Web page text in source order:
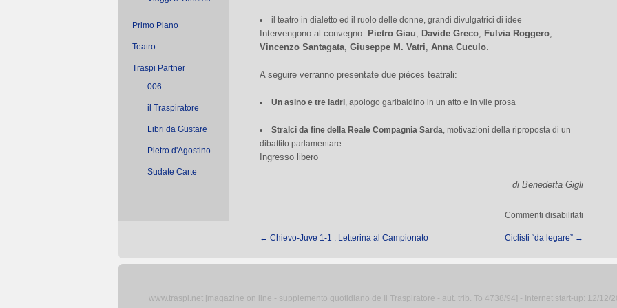
Primo Piano
Teatro
Traspi Partner
006
il Traspiratore
Libri da Gustare
Pietro d'Agostino
Sudate Carte
il teatro in dialetto ed il ruolo delle donne, grandi divulgatrici di idee
Intervengono al convegno: Pietro Giau, Davide Greco, Fulvia Roggero,
Vincenzo Santagata, Giuseppe M. Vatri, Anna Cuculo.
A seguire verranno presentate due pièces teatrali:
Un asino e tre ladri, apologo garibaldino in un atto e in vile prosa
Stralci da fine della Reale Compagnia Sarda, motivazioni della riproposta di un
dibattito parlamentare.
Ingresso libero
di Benedetta Gigli
Commenti disabilitati
← Chievo-Juve 1-1 : Letterina al Campionato Ciclisti “da legare” →
www.traspi.net [magazine on line - supplemento quotidiano de Il Traspiratore - aut. trib. To 4738/94] - Internet start-up: 12/